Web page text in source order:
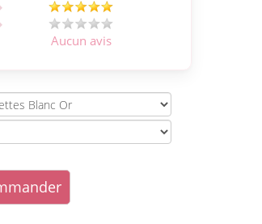
Aucun avis